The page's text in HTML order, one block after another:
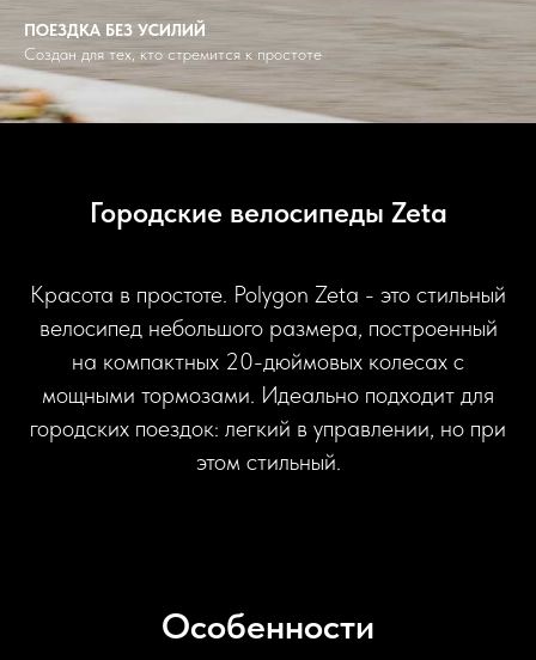
ПОЕЗДКА БЕЗ УСИЛИЙ
Создан для тех, кто стремится к простоте
Городские велосипеды Zeta
Красота в простоте. Polygon Zeta - это стильный
велосипед небольшого размера, построенный
на компактных 20-дюймовых колесах с
мощными тормозами. Идеально подходит для
городских поездок: легкий в управлении, но при
этом стильный.
Особенности